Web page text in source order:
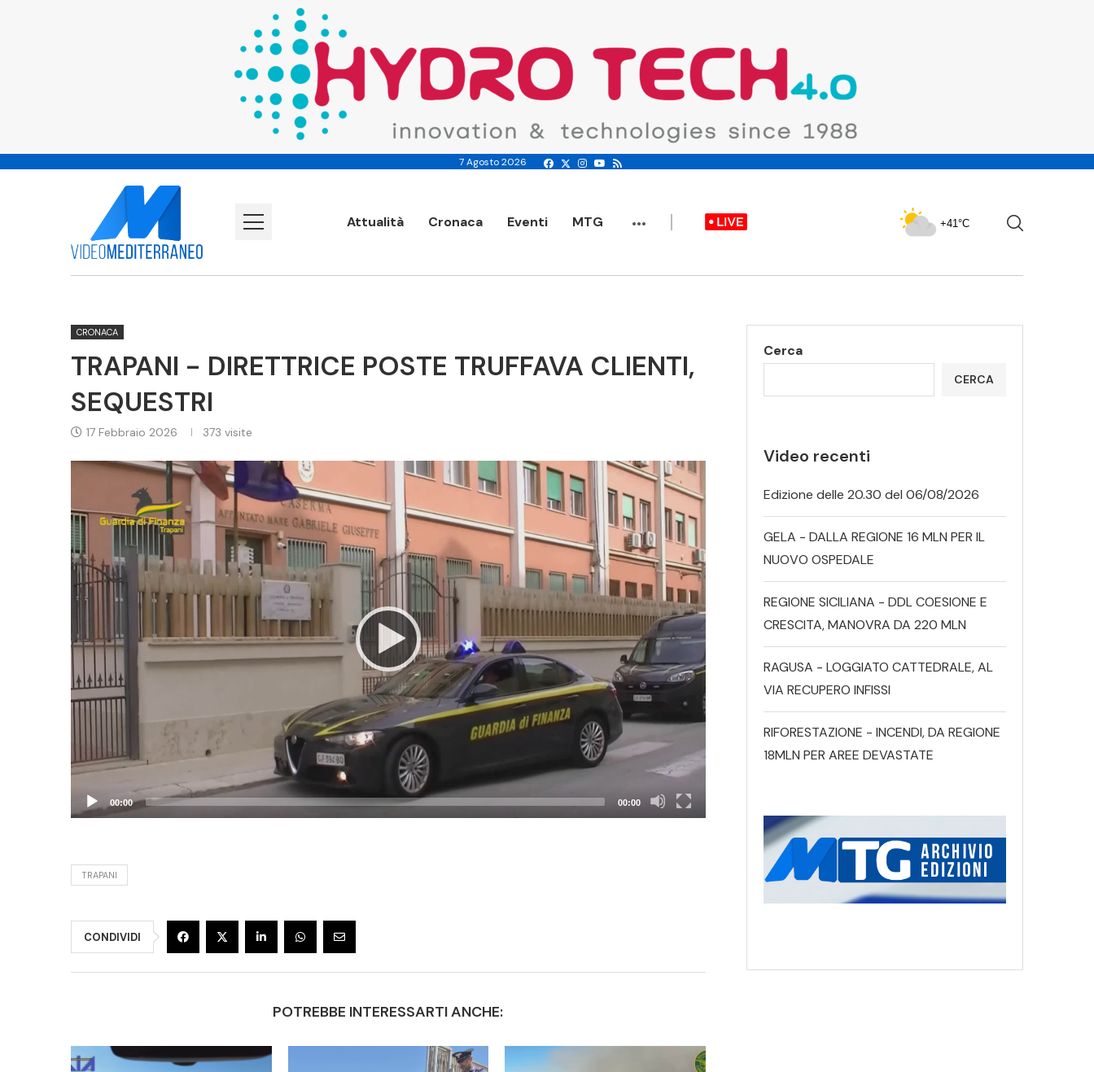
7 Agosto 2026
Attualità Cronaca Eventi MTG ... +41°C
CRONACA
TRAPANI - DIRETTRICE POSTE TRUFFAVA CLIENTI,
SEQUESTRI
17 Febbraio 2026 373 visite
Video
Player
00:00 00:00
TRAPANI
CONDIVIDI
POTREBBE INTERESSARTI ANCHE:
Cerca
CERCA
Video recenti
Edizione delle 20.30 del 06/08/2026
GELA - DALLA REGIONE 16 MLN PER IL
NUOVO OSPEDALE
REGIONE SICILIANA - DDL COESIONE E
CRESCITA, MANOVRA DA 220 MLN
RAGUSA - LOGGIATO CATTEDRALE, AL
VIA RECUPERO INFISSI
RIFORESTAZIONE - INCENDI, DA REGIONE
18MLN PER AREE DEVASTATE